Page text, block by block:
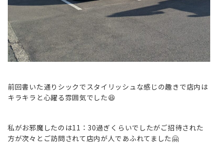
前回書いた通りシックでスタイリッシュな感じの趣きで店内は
キラキラと心躍る雰囲気でした😆
私がお邪魔したのは11：30過ぎくらいでしたがご招待された
方が次々とご訪問されて店内が人であふれてました🤗